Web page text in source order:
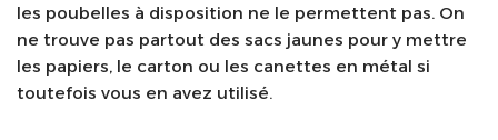
les poubelles à disposition ne le permettent pas. On
ne trouve pas partout des sacs jaunes pour y mettre
les papiers, le carton ou les canettes en métal si
toutefois vous en avez utilisé.